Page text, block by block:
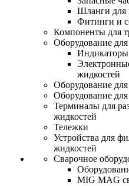
Шланги для
Фитинги и
Компоненты для
Оборудование
Индикаторы
жидкостей
Оборудование
Оборудование
Терминалы для
жидкостей
Тележки
Устройства для
жидкостей
Сварочное
MIG MAG